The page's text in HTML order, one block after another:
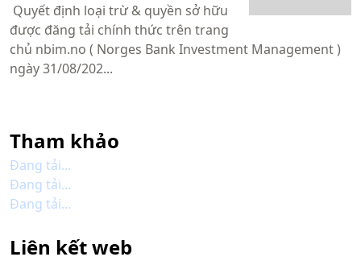
Quyết định loại trừ & quyền sở hữu
được đăng tải chính thức trên trang
chủ nbim.no ( Norges Bank Investment Management )
ngày 31/08/202...
Tham khảo
Đang tải...
Đang tải...
Đang tải...
Liên kết web